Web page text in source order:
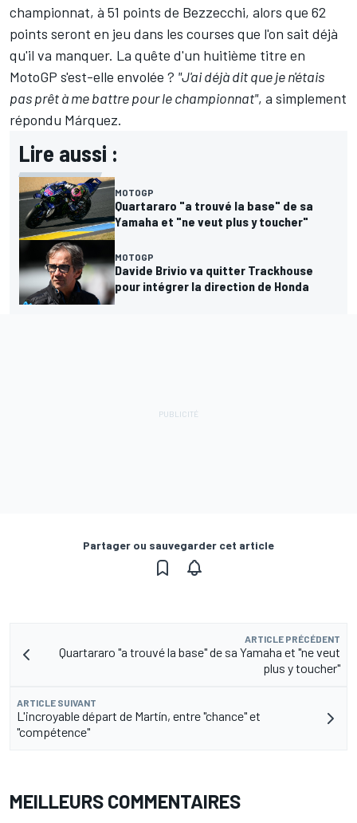
championnat, à 51 points de Bezzecchi, alors que 62
points seront en jeu dans les courses que l'on sait déjà
qu'il va manquer. La quête d'un huitième titre en
MotoGP s'est-elle envolée ? "J'ai déjà dit que je n'étais
pas prêt à me battre pour le championnat", a simplement
répondu Márquez.
Lire aussi :
MOTOGP
Quartararo "a trouvé la base" de sa
Yamaha et "ne veut plus y toucher"
MOTOGP
Davide Brivio va quitter Trackhouse
pour intégrer la direction de Honda
Partager ou sauvegarder cet article
ARTICLE PRÉCÉDENT
Quartararo "a trouvé la base" de sa Yamaha et "ne veut
plus y toucher"
ARTICLE SUIVANT
L'incroyable départ de Martín, entre "chance" et
"compétence"
MEILLEURS COMMENTAIRES